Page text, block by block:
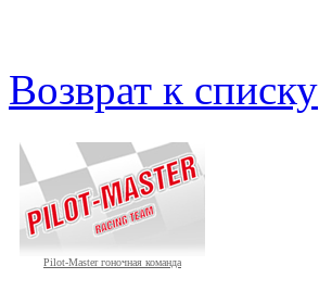
Возврат к списку
Pilot-Master гоночная команда